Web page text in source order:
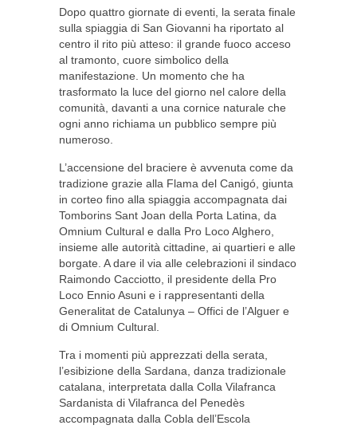
Dopo quattro giornate di eventi, la serata finale
sulla spiaggia di San Giovanni ha riportato al
centro il rito più atteso: il grande fuoco acceso
al tramonto, cuore simbolico della
manifestazione. Un momento che ha
trasformato la luce del giorno nel calore della
comunità, davanti a una cornice naturale che
ogni anno richiama un pubblico sempre più
numeroso.
L’accensione del braciere è avvenuta come da
tradizione grazie alla Flama del Canigó, giunta
in corteo fino alla spiaggia accompagnata dai
Tomborins Sant Joan della Porta Latina, da
Omnium Cultural e dalla Pro Loco Alghero,
insieme alle autorità cittadine, ai quartieri e alle
borgate. A dare il via alle celebrazioni il sindaco
Raimondo Cacciotto, il presidente della Pro
Loco Ennio Asuni e i rappresentanti della
Generalitat de Catalunya – Offici de l’Alguer e
di Omnium Cultural.
Tra i momenti più apprezzati della serata,
l’esibizione della Sardana, danza tradizionale
catalana, interpretata dalla Colla Vilafranca
Sardanista di Vilafranca del Penedès
accompagnata dalla Cobla dell’Escola